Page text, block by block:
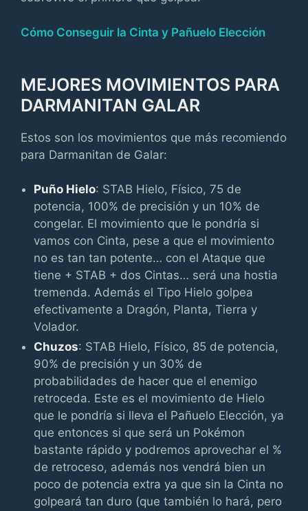
Cómo Conseguir la Cinta y Pañuelo Elección
MEJORES MOVIMIENTOS PARA
DARMANITAN GALAR
Estos son los movimientos que más recomiendo
para Darmanitan de Galar:
Puño Hielo: STAB Hielo, Físico, 75 de
potencia, 100% de precisión y un 10% de
congelar. El movimiento que le pondría si
vamos con Cinta, pese a que el movimiento
no es tan tan potente… con el Ataque que
tiene + STAB + dos Cintas… será una hostia
tremenda. Además el Tipo Hielo golpea
efectivamente a Dragón, Planta, Tierra y
Volador.
Chuzos: STAB Hielo, Físico, 85 de potencia,
90% de precisión y un 30% de
probabilidades de hacer que el enemigo
retroceda. Este es el movimiento de Hielo
que le pondría si lleva el Pañuelo Elección, ya
que entonces si que será un Pokémon
bastante rápido y podremos aprovechar el %
de retroceso, además nos vendrá bien un
poco de potencia extra ya que sin la Cinta no
golpeará tan duro (que también lo hará, pero